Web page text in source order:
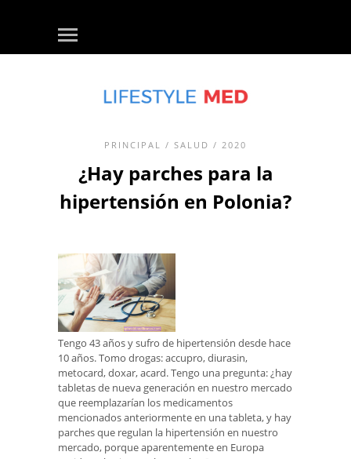
PRINCIPAL / SALUD / 2020
¿Hay parches para la
hipertensión en Polonia?
Tengo 43 años y sufro de hipertensión desde hace
10 años. Tomo drogas: accupro, diurasin,
metocard, doxar, acard. Tengo una pregunta: ¿hay
tabletas de nueva generación en nuestro mercado
que reemplazarían los medicamentos
mencionados anteriormente en una tableta, y hay
parches que regulan la hipertensión en nuestro
mercado, porque aparentemente en Europa